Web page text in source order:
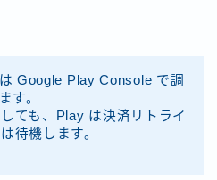
Google Play Console で調
す。
ても、Play は決済リトライ
待機します。